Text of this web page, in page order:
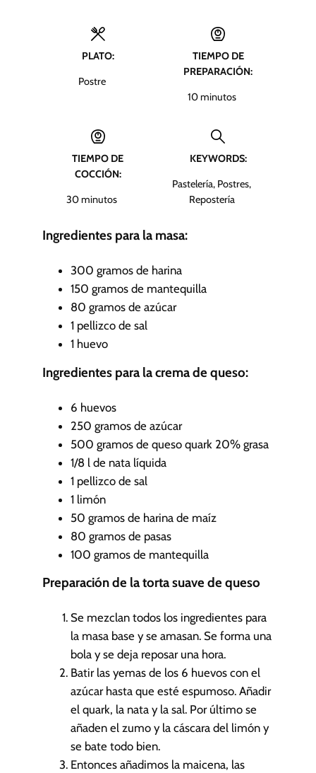
PLATO:
Postre
TIEMPO DE
PREPARACIÓN:
10m
t
s
minutos
TIEMPO DE
COCCIÓN:
30m
n
o
s
minutos
KEYWORDS:
Pastelería, Postres,
Repostería
Ingredientes para la masa:
300 gramos de harina
150 gramos de mantequilla
80 gramos de azúcar
1 pellizco de sal
1 huevo
Ingredientes para la crema de queso:
6 huevos
250 gramos de azúcar
500 gramos de queso quark 20% grasa
1/8 l de nata líquida
1 pellizco de sal
1 limón
50 gramos de harina de maíz
80 gramos de pasas
100 gramos de mantequilla
Preparación de la torta suave de queso
Se mezclan todos los ingredientes para
la masa base y se amasan. Se forma una
bola y se deja reposar una hora.
Batir las yemas de los 6 huevos con el
azúcar hasta que esté espumoso. Añadir
el quark, la nata y la sal. Por último se
añaden el zumo y la cáscara del limón y
se bate todo bien.
Entonces añadimos la maicena, las